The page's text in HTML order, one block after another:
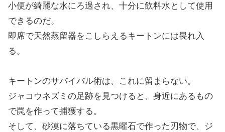
小便が綺麗な水にろ過され、十分に飲料水として使用
できるのだ。
即席で天然蒸留器をこしらえるキートンには畏れ入
る。
キートンのサバイバル術は、これに留まらない。
ジャコウネズミの足跡を見つけると、身近にあるもの
で罠を作って捕獲する。
そして、砂漠に落ちている黒曜石で作った刃物で、ジ